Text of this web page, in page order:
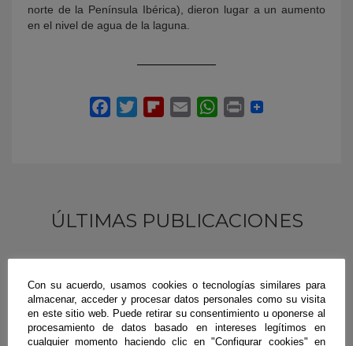
norte de la Península Ibérica), dieron lugar a un aumento
en el nivel de agua de la laguna.
ÚLTIMAS PUBLICACIONES
#CienciaDirecta
Con su acuerdo, usamos cookies o tecnologías similares para
almacenar, acceder y procesar datos personales como su visita
en este sitio web. Puede retirar su consentimiento u oponerse al
procesamiento de datos basado en intereses legítimos en
cualquier momento haciendo clic en "Configurar cookies" en